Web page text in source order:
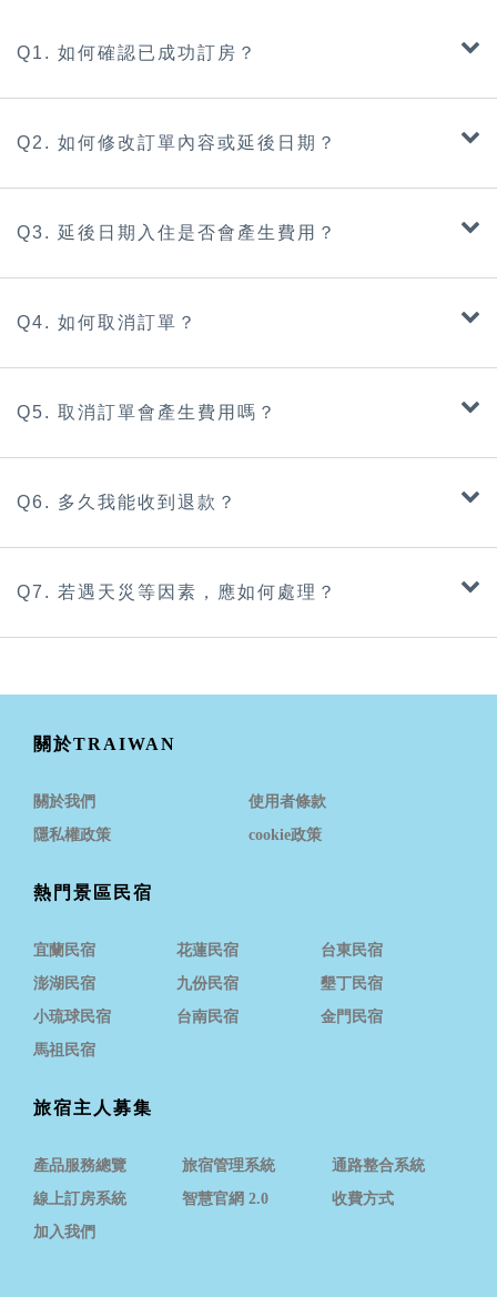
Q1. 如何確認已成功訂房？
Q2. 如何修改訂單內容或延後日期？
Q3. 延後日期入住是否會產生費用？
Q4. 如何取消訂單？
Q5. 取消訂單會產生費用嗎？
Q6. 多久我能收到退款？
Q7. 若遇天災等因素，應如何處理？
關於TRAIWAN
關於我們
使用者條款
隱私權政策
cookie政策
熱門景區民宿
宜蘭民宿 花蓮民宿
台東民宿
澎湖民宿
九份民宿
墾丁民宿
小琉球民宿
台南民宿
金門民宿
馬祖民宿
旅宿主人募集
產品服務總覽 旅宿管理系統
通路整合系統
線上訂房系統
智慧官網 2.0
收費方式
加入我們